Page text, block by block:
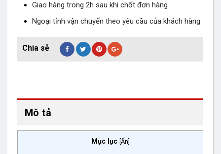
Giao hàng trong 2h sau khi chốt đơn hàng
Ngoại tỉnh vận chuyển theo yêu cầu của khách hàng
Mô tả
Mục lục [Ẩn]